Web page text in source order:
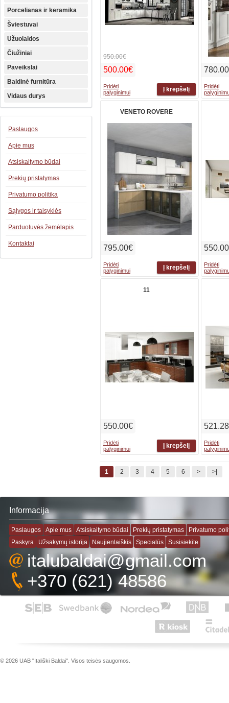
Porcelianas ir keramika
Šviestuvai
Užuolaidos
Čiužiniai
Paveikslai
Baldinė furnitūra
Vidaus durys
Paslaugos
Apie mus
Atsiskaitymo būdai
Prekių pristatymas
Privatumo politika
Sąlygos ir taisyklės
Parduotuvės žemėlapis
Kontaktai
950.00€
500.00€
Pridėti
palyginimui
Pridėti
VENETO ROVERE
795.00€
Pridėti
palyginimui
Pridėti
11
550.00€
Pridėti
palyginimui
Pridėti
1 2 3 4 5 6 > >|
Informacija
Paslaugos Apie mus Atsiskaitymo būdai Prekių pristatymas
Privatumo
Paskyra
Užsakymų istorija Naujienlaiškis Specialūs Susisiekite
italubaldai@gmail.com
+370 (621) 48586
© 2026 UAB "Itališki Baldai". Visos teisės saugomos.